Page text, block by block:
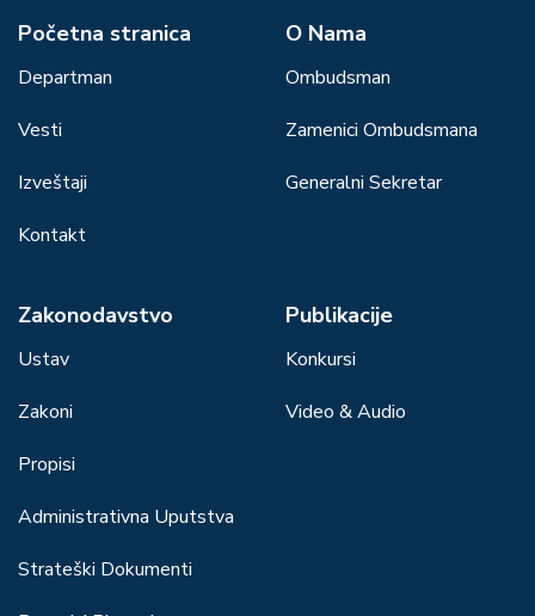
Početna stranica
Departman
Vesti
Izveštaji
Kontakt
О Nama
Ombudsman
Zamenici Ombudsmana
Generalni Sekretar
Zakonodavstvo
Ustav
Zakoni
Propisi
Administrativna Uputstva
Strateški Dokumenti
Publikacije
Konkursi
Video & Audio